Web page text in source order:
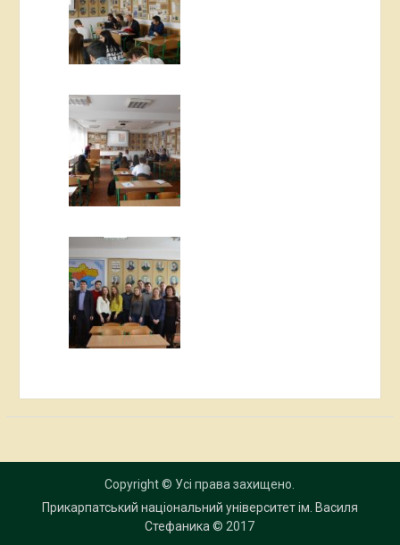
Copyright © Усі права захищено.
Прикарпатський національний університет ім. Василя
Стефаника © 2017